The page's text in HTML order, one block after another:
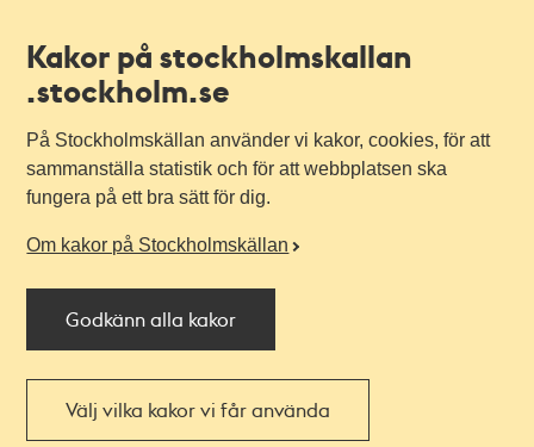
Kakor på stockholmskallan
.stockholm.se
På Stockholmskällan använder vi kakor, cookies, för att
sammanställa statistik och för att webbplatsen ska
fungera på ett bra sätt för dig.
Om kakor på Stockholmskällan
Godkänn alla kakor
Välj vilka kakor vi får använda